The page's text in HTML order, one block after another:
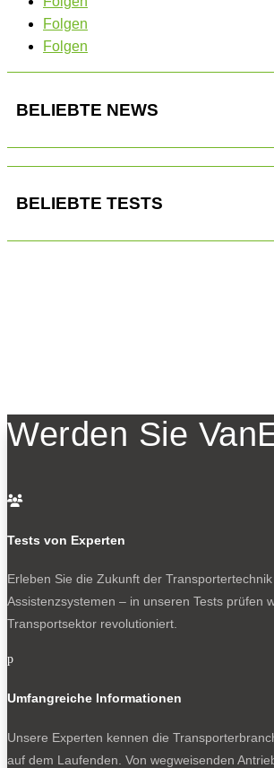
Folgen
Folgen
BELIEBTE NEWS
BELIEBTE TESTS
Werden Sie

Tests von Experten
Erleben Sie die Zukunft der
Assistenzsystemen – in unseren Tests prüfen
Transportsektor revolutioniert.
p
Umfangreiche Informationen
Unsere Experten kennen die
auf dem Laufenden. Von wegweisenden